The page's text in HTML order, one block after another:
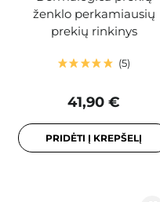
ženklo perkamiausių
prekių rinkinys
5
41,90 €
PRIDĖTI Į KREPŠELĮ